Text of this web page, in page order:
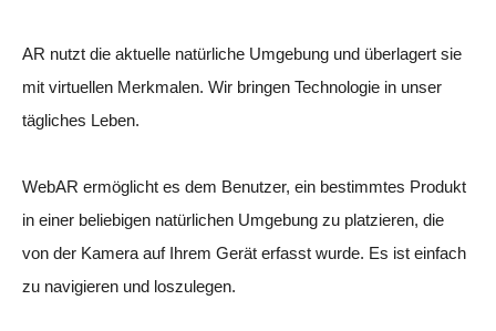
AR nutzt die aktuelle natürliche Umgebung und überlagert sie
mit virtuellen Merkmalen. Wir bringen Technologie in unser
tägliches Leben.
WebAR ermöglicht es dem Benutzer, ein bestimmtes Produkt
in einer beliebigen natürlichen Umgebung zu platzieren, die
von der Kamera auf Ihrem Gerät erfasst wurde. Es ist einfach
zu navigieren und loszulegen.